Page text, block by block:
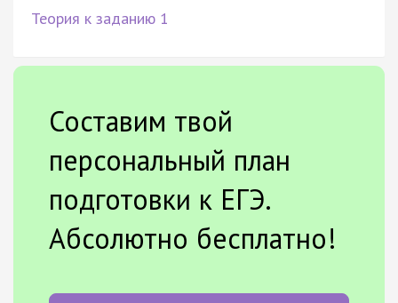
Теория к заданию 1
Составим твой
персональный план
подготовки к ЕГЭ.
Абсолютно бесплатно!